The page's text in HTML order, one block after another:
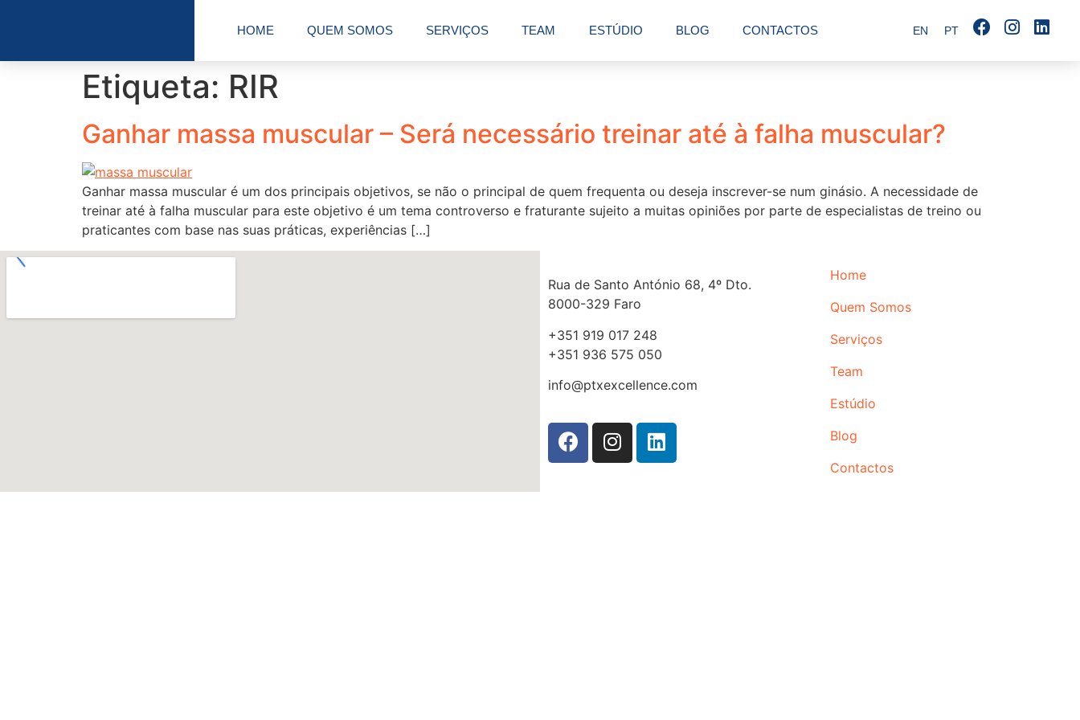
HOME QUEM SOMOS SERVIÇOS TEAM ESTÚDIO BLOG CONTACTOS EN PT
Etiqueta: RIR
Ganhar massa muscular – Será necessário treinar até à falha muscular?
Ganhar massa muscular é um dos principais objetivos, se não o principal de quem frequenta ou deseja inscrever-se num ginásio. A necessidade de
treinar até à falha muscular para este objetivo é um tema controverso e fraturante sujeito a muitas opiniões por parte de especialistas de treino ou
praticantes com base nas suas práticas, experiências […]
Rua de Santo António 68, 4º Dto.
8000-329 Faro
+351 919 017 248
+351 936 575 050
info@ptxexcellence.com
Home
Quem Somos
Serviços
Team
Estúdio
Blog
Contactos